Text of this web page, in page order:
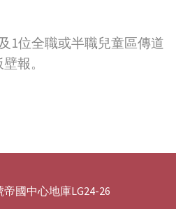
1位全職或半職兒童區傳道
報。
國中心地庫LG24-26